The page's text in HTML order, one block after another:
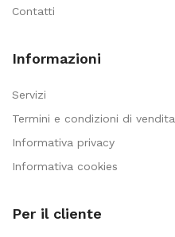
Contatti
Informazioni
Servizi
Termini e condizioni di vendita
Informativa privacy
Informativa cookies
Per il cliente